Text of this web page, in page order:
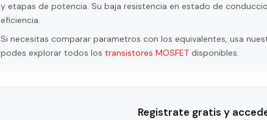
y etapas de potencia. Su baja resistencia en estado de
eficiencia.
Si necesitas comparar parametros con los equivalentes, usa
podes explorar todos los transistores MOSFET disponibles.
Registrate gratis y